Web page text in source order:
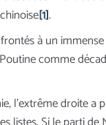
[1].
à un
comme
l’extrême droite